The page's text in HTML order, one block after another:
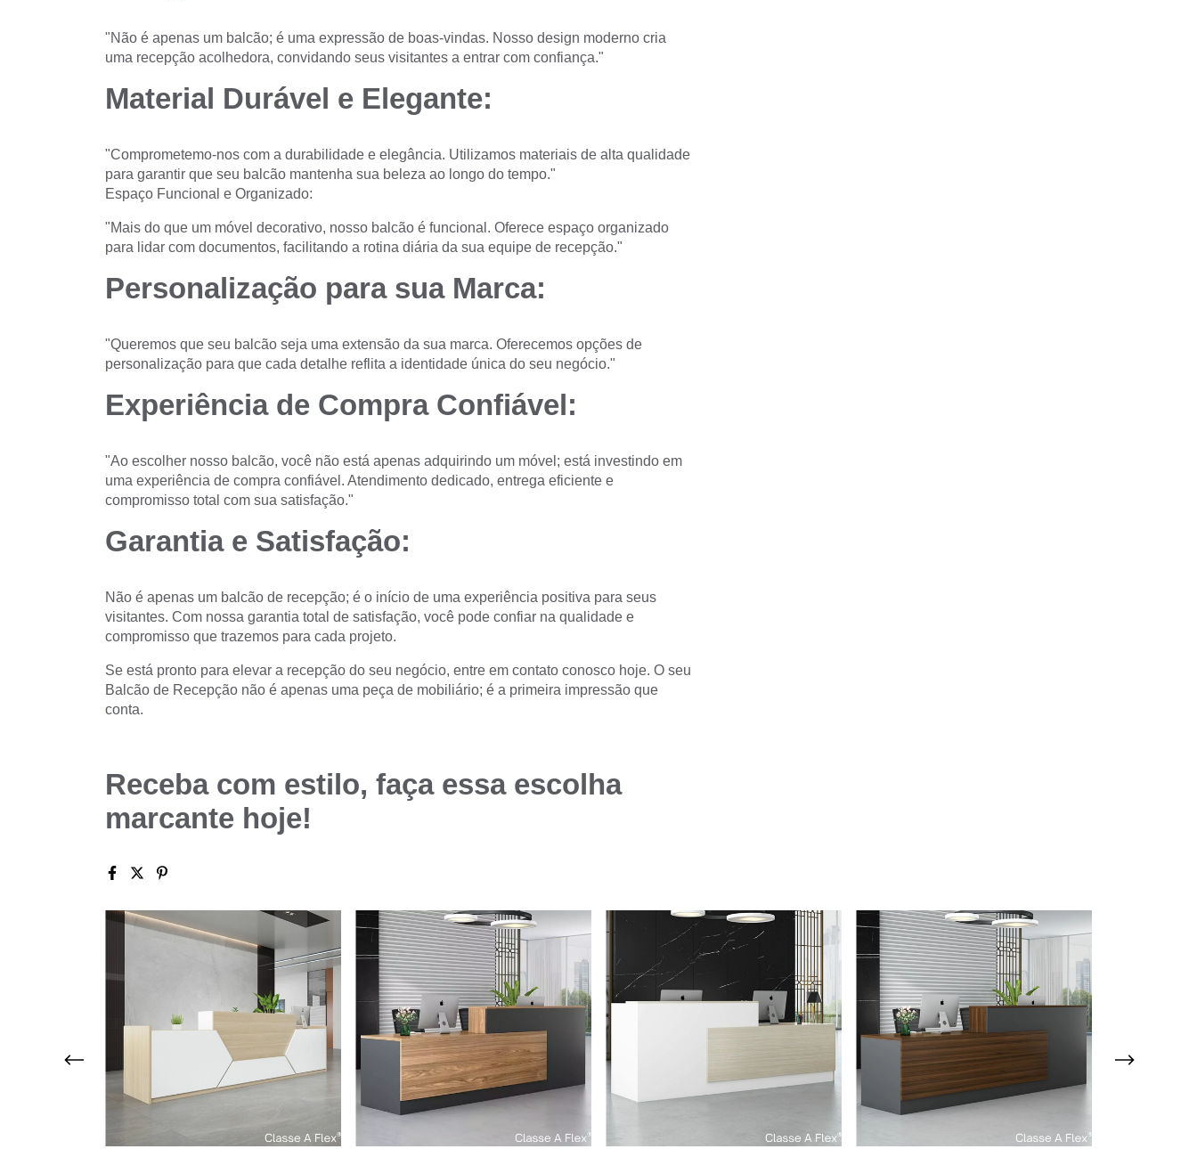
"Não é apenas um balcão; é uma expressão de boas-vindas. Nosso design moderno cria
uma recepção acolhedora, convidando seus visitantes a entrar com confiança."
Material Durável e Elegante:
"Comprometemo-nos com a durabilidade e elegância. Utilizamos materiais de alta qualidade
para garantir que seu balcão mantenha sua beleza ao longo do tempo."
Espaço Funcional e Organizado:
"Mais do que um móvel decorativo, nosso balcão é funcional. Oferece espaço organizado
para lidar com documentos, facilitando a rotina diária da sua equipe de recepção."
Personalização para sua Marca:
"Queremos que seu balcão seja uma extensão da sua marca. Oferecemos opções de
personalização para que cada detalhe reflita a identidade única do seu negócio."
Experiência de Compra Confiável:
"Ao escolher nosso balcão, você não está apenas adquirindo um móvel; está investindo em
uma experiência de compra confiável. Atendimento dedicado, entrega eficiente e
compromisso total com sua satisfação."
Garantia e Satisfação:
Não é apenas um balcão de recepção; é o início de uma experiência positiva para seus
visitantes. Com nossa garantia total de satisfação, você pode confiar na qualidade e
compromisso que trazemos para cada projeto.
Se está pronto para elevar a recepção do seu negócio, entre em contato conosco hoje. O seu
Balcão de Recepção não é apenas uma peça de mobiliário; é a primeira impressão que
conta.
Receba com estilo, faça essa escolha
marcante hoje!